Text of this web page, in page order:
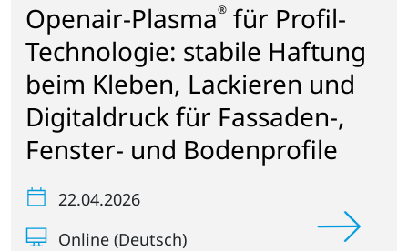
Openair-Plasma® für Profil-
Technologie: stabile Haftung
beim Kleben, Lackieren und
Digitaldruck für Fassaden-,
Fenster- und Bodenprofile
22.04.2026
Online (Deutsch)